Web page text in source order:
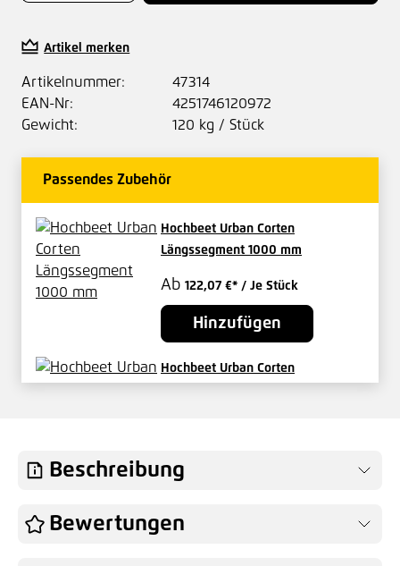
Artikel merken
Artikelnummer:
47314
EAN-Nr:
4251746120972
Gewicht:
120 kg / Stück
Passendes Zubehör
Hochbeet Urban Corten
Längssegment 1000 mm
Ab 122,07 €* / Je Stück
Hinzufügen
Hochbeet Urban Corten
1000 mm
Beschreibung
Bewertungen